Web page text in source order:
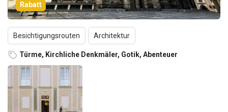
Rabatt
Besichtigungsrouten Architektur
Türme, Kirchliche Denkmäler, Gotik, Abenteuer